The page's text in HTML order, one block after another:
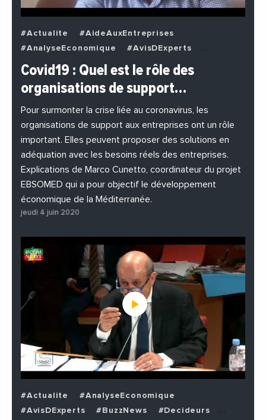
#Actualite
#AideAuxEntreprises
#AnalyseEconomique
#AvisDExperts
#BuzzNews
#Decideurs
#EchangesMediterraneens
#EnDirectDe
#Entreprises
#Institutions
#PhotosEtVideos
Covid19 : Quel est le rôle des
organisations de support…
Pour surmonter la crise liée au coronavirus, les
organisations de support aux entreprises ont un rôle
important. Elles peuvent proposer des solutions en
adéquation avec les besoins réels des entreprises.
Explications de Marco Cunetto, coordinateur du projet
EBSOMED qui a pour objectif le développement
économique de la Méditerranée.
jeudi 4 juin 2020
#Actualite
#AnalyseEconomique
#AvisDExperts
#BuzzNews
#Decideurs